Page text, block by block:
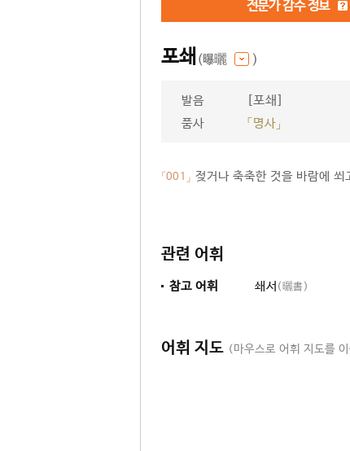
전문가 감수 정보
포쇄 (曝曬 )
발음 [포쇄]
품사 「명사」
「001」 젖거나 축축한 것을 바람에 쐬
관련 어휘
참고 어휘 쇄서 (曬書)
어휘 지도 (마우스로 어휘 지도를